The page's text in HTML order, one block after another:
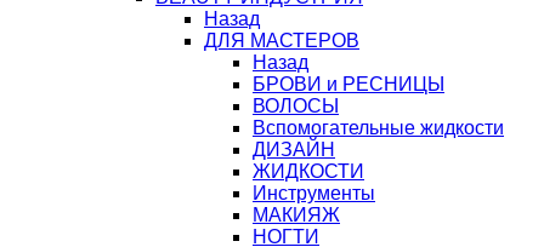
Назад
ДЛЯ МАСТЕРОВ
Назад
БРОВИ и РЕСНИЦЫ
ВОЛОСЫ
Вспомогательные жидкости
ДИЗАЙН
ЖИДКОСТИ
Инструменты
МАКИЯЖ
НОГТИ